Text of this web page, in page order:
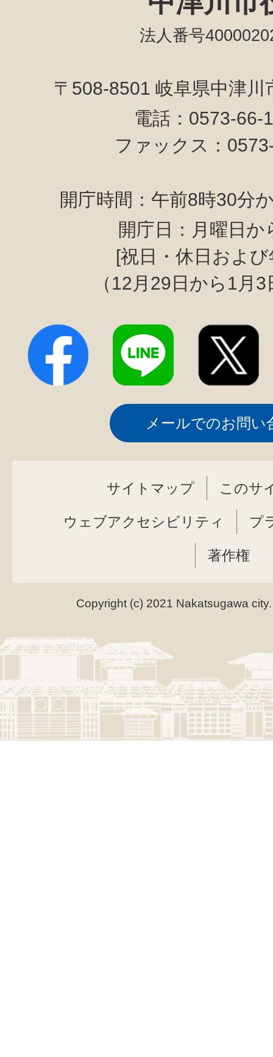
法人番号
〒508-8501 岐阜県中津
電話：0573-
ファックス：
開庁時間：午前8時30分
開庁日：月曜日か
[祝日・休日およ
（12月29日から1月
メールでのお問い
サイトマップ このサ
ウェブアクセシビリティ プ
著作権
Copyright (c) 2021 Nakatsugawa